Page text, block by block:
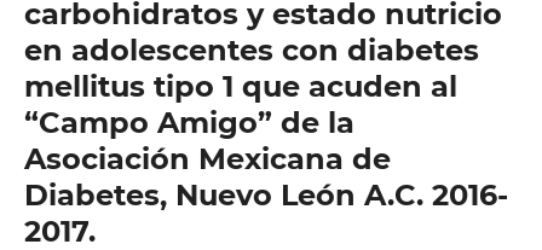
carbohidratos y estado nutricio
en adolescentes con diabetes
mellitus tipo 1 que acuden al
“Campo Amigo” de la
Asociación Mexicana de
Diabetes, Nuevo León A.C. 2016-
2017.